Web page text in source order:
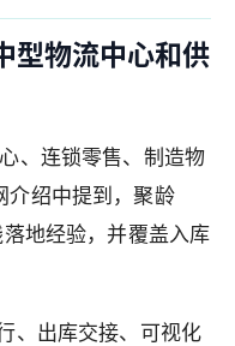
型物流中心和供
、连锁零售、制造物
介绍中提到，聚龄
地经验，并覆盖入库
、出库交接、可视化